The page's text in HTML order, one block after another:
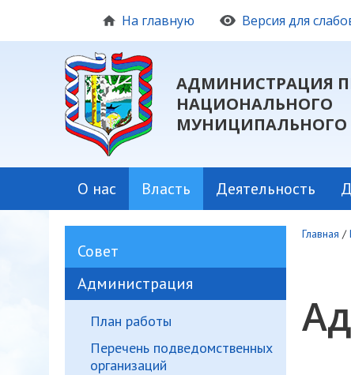
На главную Версия для
АДМИНИСТРАЦИЯ
НАЦИОНАЛЬНОГО
МУНИЦИПАЛЬНОГО
О нас Власть Деятельность
Совет
Администрация
План работы
Перечень подведомственных
организаций
Главная /